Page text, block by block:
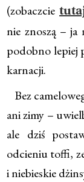
(zobaczcie
nie znoszą – ja
podobno lepiej
karnacji.
Bez
ani zimy –
ale dziś
odcieniu toffi,
i niebieskie